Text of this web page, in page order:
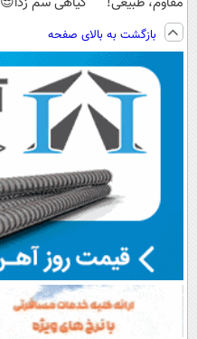
ویزیت
رایگان+پرداخت
اقساطی😍
بازگشت به بالای صفحه